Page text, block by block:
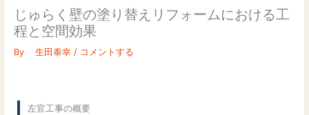
じゅらく壁の塗り替えリフォームにおける工
程と空間効果
By 生田泰幸 / コメントする
左官工事の概要